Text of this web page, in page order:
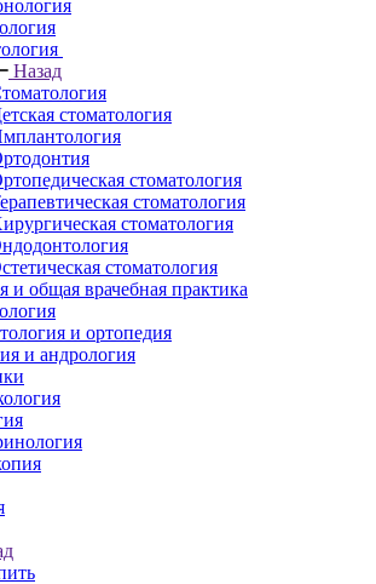
Назад
стоматология
стоматология
стоматология
стоматология
стоматология
и общая врачебная практика
и ортопедия
и андрология